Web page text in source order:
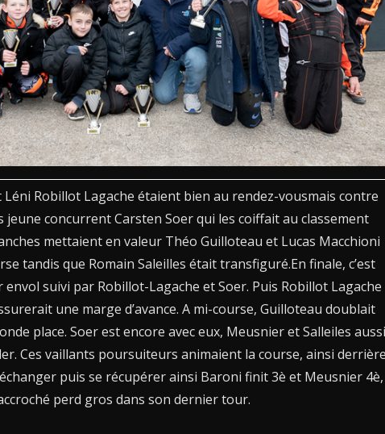
Robillot Lagache étaient bien au rendez-vousmais contre
jeune concurrent Carsten Soer qui les coiffait au classement
mettaient en valeur Théo Guilloteau et Lucas Macchioni
tandis que Romain Saleilles était transfiguré.En finale, c’est
suivi par Robillot-Lagache et Soer. Puis Robillot Lagache
une marge d’avance. A mi-course, Guilloteau doublait
place. Soer est encore avec eux, Meusnier et Salleiles
Ces vaillants poursuiteurs animaient la course, ainsi derrière
puis se récupérer ainsi Baroni finit 3è et Meusnier 4è,
perd gros dans son dernier tour.